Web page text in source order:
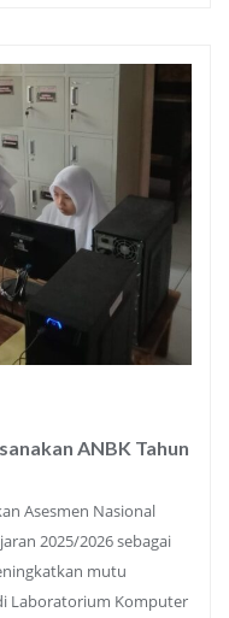
ANBK Tahun
Asesmen Nasional
2025/2026 sebagai
mutu
Laboratorium Komputer